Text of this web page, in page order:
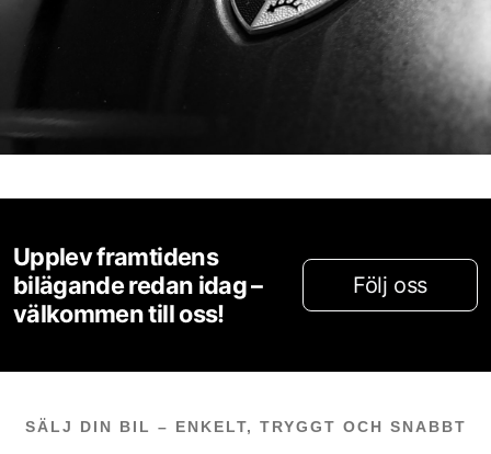
Upplev framtidens
bilägande redan idag –
välkommen till oss!
Följ oss
SÄLJ DIN BIL – ENKELT, TRYGGT OCH SNABBT